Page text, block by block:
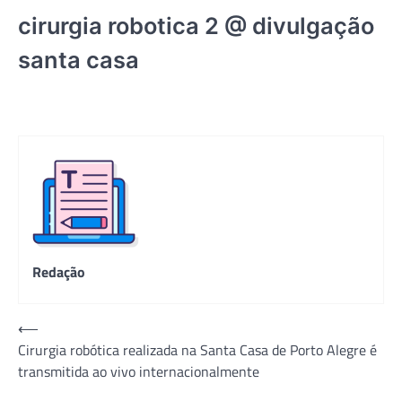
cirurgia robotica 2 @ divulgação
santa casa
Redação
Navegação
de
Post
⟵
Cirurgia robótica realizada na Santa Casa de Porto Alegre é
transmitida ao vivo internacionalmente